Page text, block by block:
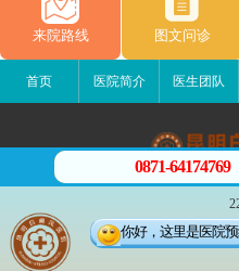
来院路线 图文问诊
首页 医院简介 医生团队
昆明白
昆明市五
版权所有：
0871-64174769
你好，这里是医院